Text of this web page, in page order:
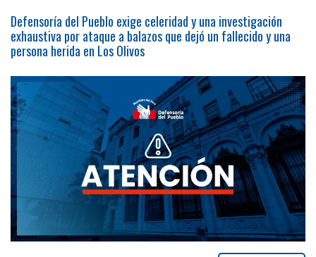
Defensoría del Pueblo exige celeridad y una investigación
exhaustiva por ataque a balazos que dejó un fallecido y una
persona herida en Los Olivos